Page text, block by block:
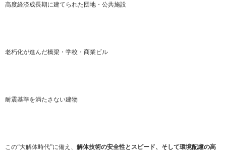
高度経済成長期に建てられた団地・公共施設
老朽化が進んだ橋梁・学校・商業ビル
耐震基準を満たさない建物
この“大解体時代”に備え、 解体技術の安全性とスピード、そして環境配慮の高